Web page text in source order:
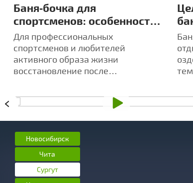
Баня‑бочка для
спортсменов: особенности
восстановления после
тренировок
Для профессиональных
спортсменов и любителей
активного образа жизни
восстановление после
высоких результатов.
Новосибирск
Чита
Сургут